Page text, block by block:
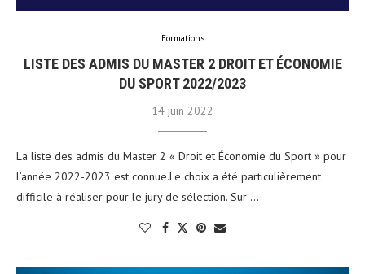
Formations
LISTE DES ADMIS DU MASTER 2 DROIT ET ÉCONOMIE
DU SPORT 2022/2023
14 juin 2022
La liste des admis du Master 2 « Droit et Économie du Sport » pour
l’année 2022-2023 est connue.Le choix a été particulièrement
difficile à réaliser pour le jury de sélection. Sur …